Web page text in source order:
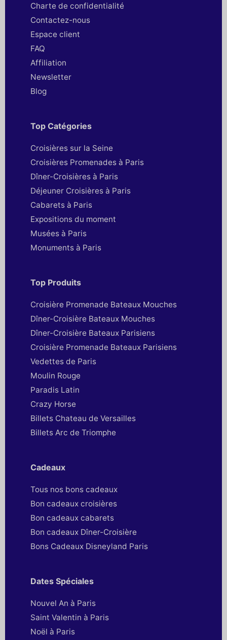
Charte de confidentialité
Contactez-nous
Espace client
FAQ
Affiliation
Newsletter
Blog
Top Catégories
Croisières sur la Seine
Croisières Promenades à Paris
Dîner-Croisières à Paris
Déjeuner Croisières à Paris
Cabarets à Paris
Expositions du moment
Musées à Paris
Monuments à Paris
Top Produits
Croisière Promenade Bateaux Mouches
Dîner-Croisière Bateaux Mouches
Dîner-Croisière Bateaux Parisiens
Croisière Promenade Bateaux Parisiens
Vedettes de Paris
Moulin Rouge
Paradis Latin
Crazy Horse
Billets Chateau de Versailles
Billets Arc de Triomphe
Cadeaux
Tous nos bons cadeaux
Bon cadeaux croisières
Bon cadeaux cabarets
Bon cadeaux Dîner-Croisière
Bons Cadeaux Disneyland Paris
Dates Spéciales
Nouvel An à Paris
Saint Valentin à Paris
Noël à Paris